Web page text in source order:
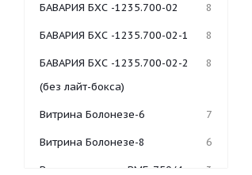
БАВАРИЯ БХС -1235.700-02 8
БАВАРИЯ БХС -1235.700-02-1 8
БАВАРИЯ БХС -1235.700-02-2
(без лайт-бокса)
8
Витрина Болонезе-6 7
Витрина Болонезе-8 6
Витрина-мармит ВМБ-750/4 3